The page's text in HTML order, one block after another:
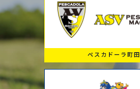
ペスカドーラ町田